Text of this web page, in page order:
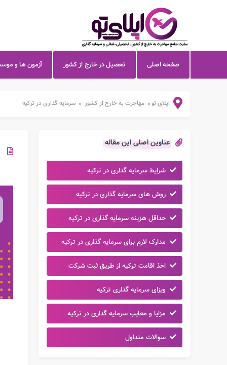
صفحه اصلی تحصیل در خارج از کشور آزمون ها و
اپلای تو> مهاجرت به خارج از کشور > سرمایه گذاری در ترکیه
عناوین اصلی این مقاله
شرایط سرمایه گذاری در ترکیه
روش های سرمایه گذاری در ترکیه
حداقل هزینه سرمایه گذاری در ترکیه
مدارک لازم برای سرمایه گذاری در ترکیه
اخذ اقامت ترکیه از طریق ثبت شرکت
ویزای سرمایه گذاری ترکیه
مزایا و معایب سرمایه گذاری در ترکیه
سوالات متداول